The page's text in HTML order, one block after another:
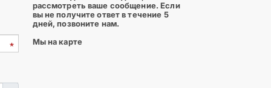
рассмотреть ваше сообщение. Если
вы не получите ответ в течение 5
дней, позвоните нам.
Мы на карте